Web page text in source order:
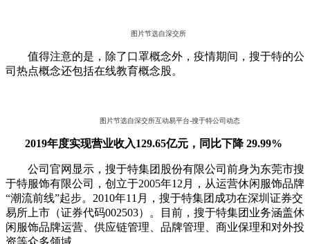
图片节选自深交所
值得注意的是，除了口罩概念外，疫情期间，搜于特的公
司热点概念还包括在线教育概念股。
图片节选自深交所互动易平台-搜于特公司动态
2019年度实现营业收入129.65亿元，同比下降 29.99%
公司官网显示，搜于特集团股份有限公司前身为东莞市搜
于特服饰有限公司，创立于2005年12月，从运营休闲服饰品牌
“潮流前线”起步。2010年11月，搜于特集团成功在深圳证券交
易所上市（证券代码002503）。目前，搜于特集团业务涵盖休
闲服饰品牌运营、供应链管理、品牌管理、商业保理和对外投